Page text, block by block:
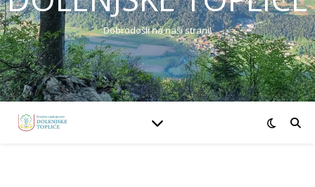
Dobrodošli na naši strani!